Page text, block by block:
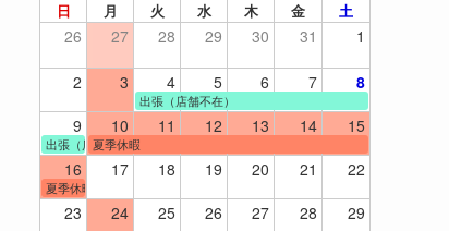
日 月 火 水 木 金 土
26 27 28 29 30 31 1
2 3 4 5 6 7 8
出張（店舗不在）
9 10 11 12 13 14 15
出張（店舗不在）
夏季休暇
16 17 18 19 20 21 22
夏季休暇
23 24 25 26 27 28 29